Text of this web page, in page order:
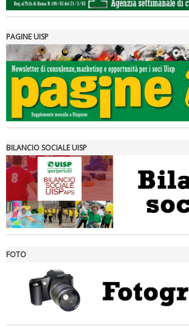
Tiziano Pesce a Radio InBlu2000 traccia il
Ddl Lobby, Uisp: “Il Parlamento valorizzi le
PAGINE UISP
BILANCIO SOCIALE UISP
FOTO